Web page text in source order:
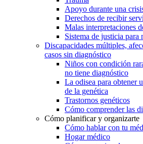
Apoyo durante una
Derechos de recibir
Malas interpretaciones
Sistema de justicia para
Discapacidades múltiples,
casos sin diagnóstico
Niños con condición
no tiene diagnóstico
La odisea para obtener
de la genética
Trastornos genéticos
Cómo comprender las
Cómo planificar y organizarte
Cómo hablar con tu
Hogar médico